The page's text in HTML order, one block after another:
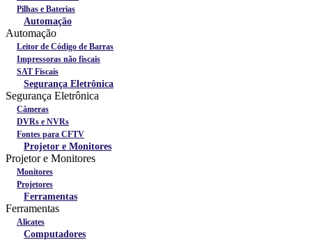
Pilhas e Baterias
Automação
Automação
Leitor de Código de Barras
Impressoras não fiscais
SAT Fiscais
Segurança Eletrônica
Segurança Eletrônica
Câmeras
DVRs e NVRs
Fontes para CFTV
Projetor e Monitores
Projetor e Monitores
Monitores
Projetores
Ferramentas
Ferramentas
Alicates
Computadores